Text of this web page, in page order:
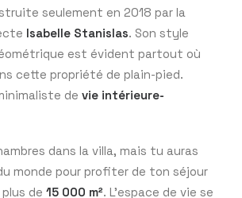
seulement en 2018 par la
Isabelle Stanislas. Son style
est évident partout où
cette propriété de plain-pied.
de vie intérieure-
dans la villa, mais tu auras
monde pour profiter de ton séjour
de 15 000 m². L’espace de vie se